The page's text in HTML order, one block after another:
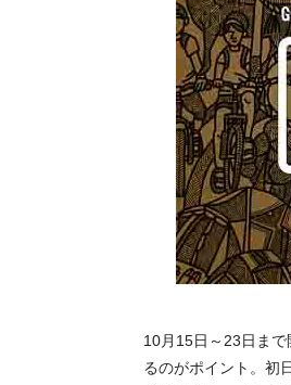
10月15日～23日ま
るのがポイント。初